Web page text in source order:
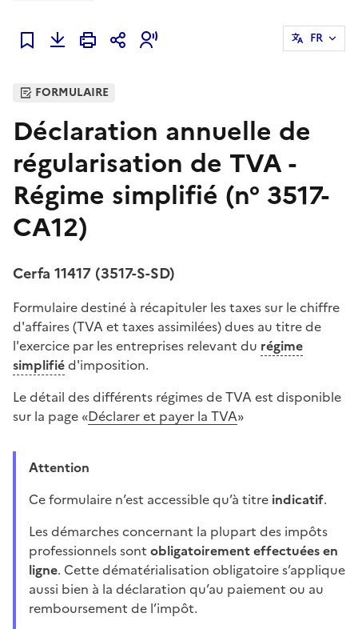
Ajouter à mes favoris
FR
FORMULAIRE
Déclaration annuelle de
régularisation de TVA -
Régime simplifié (n° 3517-
CA12)
Cerfa 11417 (3517-S-SD)
Formulaire destiné à récapituler les taxes sur le chiffre
d'affaires (TVA et taxes assimilées) dues au titre de
l'exercice par les entreprises relevant du régime
simplifiéd'imposition.
Le détail des différents régimes de TVA est disponible
sur la page «Déclarer et payer la TVA»
Attention
Ce formulaire n’est accessible qu’à titre indicatif.
Les démarches concernant la plupart des impôts
professionnels sont obligatoirement effectuées en
ligne. Cette dématérialisation obligatoire s’applique
aussi bien à la déclaration qu’au paiement ou au
remboursement de l’impôt.